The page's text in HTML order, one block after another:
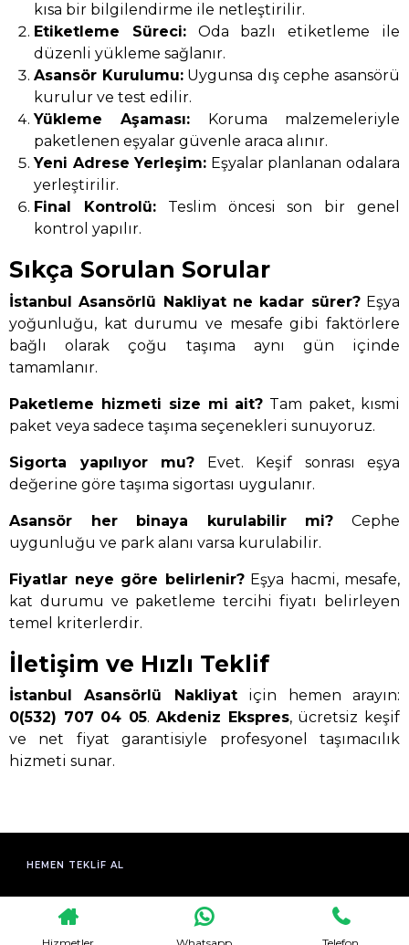
kısa bir bilgilendirme ile netleştirilir.
Etiketleme Süreci:Oda bazlı etiketleme ile
düzenli yükleme sağlanır.
Asansör Kurulumu:Uygunsa dış cephe asansörü
kurulur ve test edilir.
Yükleme Aşaması: Koruma malzemeleriyle
paketlenen eşyalar güvenle araca alınır.
Yeni Adrese Yerleşim: Eşyalar planlanan odalara
yerleştirilir.
Final Kontrolü: Teslim öncesi son bir genel
kontrol yapılır.
Sıkça Sorulan Sorular
İstanbul Asansörlü Nakliyat ne kadar sürer?Eşya
yoğunluğu, kat durumu ve mesafe gibi faktörlere
bağlı olarak çoğu taşıma aynı gün içinde
tamamlanır.
Paketleme hizmeti size mi ait? Tam paket, kısmi
paket veya sadece taşıma seçenekleri sunuyoruz.
Sigorta yapılıyor mu? Evet. Keşif sonrası eşya
değerine göre taşıma sigortası uygulanır.
Asansör her binaya kurulabilir mi? Cephe
uygunluğu ve park alanı varsa kurulabilir.
Fiyatlar neye göre belirlenir?Eşya hacmi, mesafe,
kat durumu ve paketleme tercihi fiyatı belirleyen
temel kriterlerdir.
İletişim ve Hızlı Teklif
İstanbul Asansörlü Nakliyatiçin hemen arayın:
0(532) 707 04 05. Akdeniz Ekspres, ücretsiz keşif
ve net fiyat garantisiyle profesyonel taşımacılık
hizmeti sunar.
HEMEN TEKLIF AL